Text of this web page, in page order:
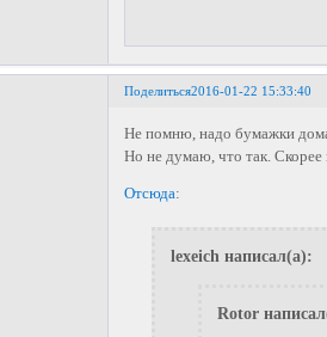
Поделиться2016-01-22 15:33:40
Не помню, надо бумажки
Но не думаю, что так. Скорее
Отсюда:
lexeich написал(а):
Rotor